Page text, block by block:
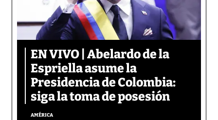
EN VIVO | Abelardo de la
Espriella asume la
Presidencia de Colombia:
siga la toma de posesión
AMÉRICA